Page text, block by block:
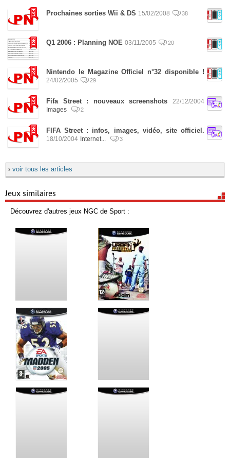
Prochaines sorties Wii & DS 15/02/2008 38
Q1 2006 : Planning NOE 03/11/2005 20
Nintendo le Magazine Officiel n°32 disponible !
24/02/2005 29
Fifa Street : nouveaux screenshots
22/12/2004
Images
2
FIFA Street : infos, images, vidéo, site officiel.
18/10/2004 Internet... 3
› voir tous les articles
Jeux similaires
Découvrez d'autres jeux NGC de Sport :